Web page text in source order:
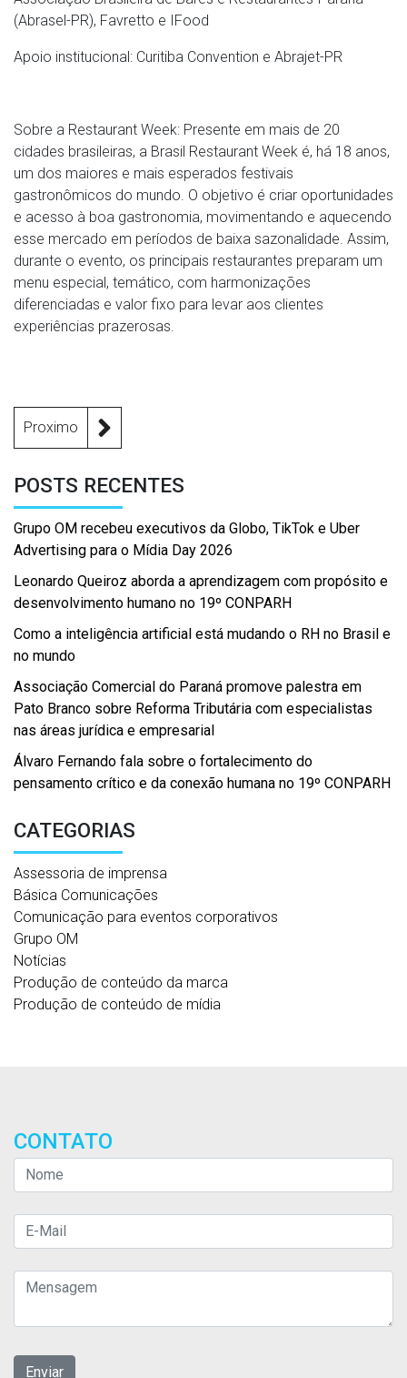
(Abrasel-PR), Favretto e IFood
Apoio institucional: Curitiba Convention e Abrajet-PR
Sobre a Restaurant Week: Presente em mais de 20
cidades brasileiras, a Brasil Restaurant Week é, há 18 anos,
um dos maiores e mais esperados festivais
gastronômicos do mundo. O objetivo é criar oportunidades
e acesso à boa gastronomia, movimentando e aquecendo
esse mercado em períodos de baixa sazonalidade. Assim,
durante o evento, os principais restaurantes preparam um
menu especial, temático, com harmonizações
diferenciadas e valor fixo para levar aos clientes
experiências prazerosas.
Proximo
POSTS RECENTES
Grupo OM recebeu executivos da Globo, TikTok e Uber
Advertising para o Mídia Day 2026
Leonardo Queiroz aborda a aprendizagem com propósito e
desenvolvimento humano no 19º CONPARH
Como a inteligência artificial está mudando o RH no Brasil e
no mundo
Associação Comercial do Paraná promove palestra em
Pato Branco sobre Reforma Tributária com especialistas
nas áreas jurídica e empresarial
Álvaro Fernando fala sobre o fortalecimento do
pensamento crítico e da conexão humana no 19º CONPARH
CATEGORIAS
Assessoria de imprensa
Básica Comunicações
Comunicação para eventos corporativos
Grupo OM
Notícias
Produção de conteúdo da marca
Produção de conteúdo de mídia
CONTATO